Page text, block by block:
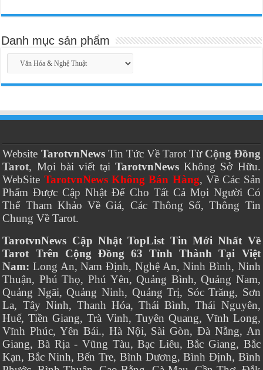
Danh mục sản phẩm
Website TarotvnNewsTin Tức Về Tarot Từ Cộng Đồng
Tarot, Mọi bài viết tạiTarotvnNews Không Sở Hữu.
WebSite TarotvnNews Không Bán Hàng, Về Các Sản
Phẩm Được Cập Nhật Để Cho Tất Cả Mọi Người Có
Thể Tham Khảo Về Giá, Các Thông Số, Thông Tin
Chung Về Tarot.
TarotvnNews Cập Nhật TopList Tin Mới Nhất Về
Tarot Trên Cộng Đồng 63 Tỉnh Thành Tại Việt
Nam: Long An, Nam Định, Nghệ An, Ninh Bình, Ninh
Thuận, Phú Thọ, Phú Yên, Quảng Bình, Quảng Nam,
Quảng Ngãi, Quảng Ninh, Quảng Trị, Sóc Trăng, Sơn
La, Tây Ninh, Thanh Hóa, Thái Bình, Thái Nguyên,
Huế, Tiền Giang, Trà Vinh, Tuyên Quang, Vĩnh Long,
Vĩnh Phúc, Yên Bái., Hà Nội, Sài Gòn, Đà Nẵng, An
Giang, Bà Rịa - Vũng Tàu, Bạc Liêu, Bắc Giang, Bắc
Kạn, Bắc Ninh, Bến Tre, Bình Dương, Bình Định, Bình